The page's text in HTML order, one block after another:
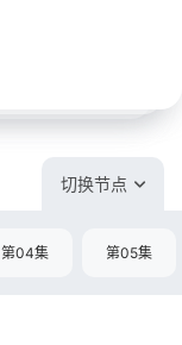
切换节点
第04集 第05集